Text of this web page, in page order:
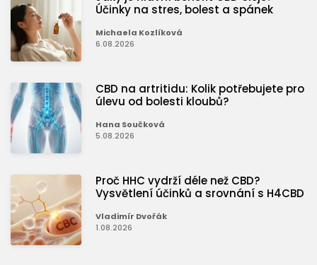
Účinky na stres, bolest a spánek
Michaela Kozlíková
6.08.2026
CBD na artritidu: Kolik potřebujete pro
úlevu od bolesti kloubů?
Hana Součková
5.08.2026
Proč HHC vydrží déle než CBD?
Vysvětlení účinků a srovnání s H4CBD
Vladimír Dvořák
1.08.2026